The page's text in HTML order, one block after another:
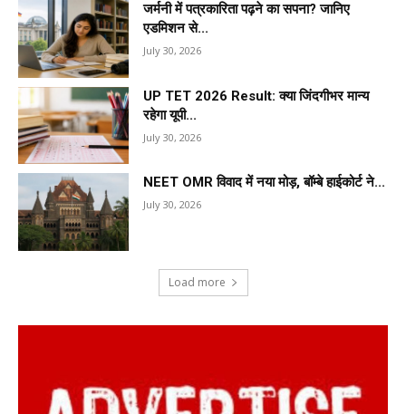
जर्मनी में पत्रकारिता पढ़ने का सपना? जानिए
एडमिशन से...
July 30, 2026
UP TET 2026 Result: क्या जिंदगीभर मान्य
रहेगा यूपी...
July 30, 2026
NEET OMR विवाद में नया मोड़, बॉम्बे हाईकोर्ट ने...
July 30, 2026
Load more